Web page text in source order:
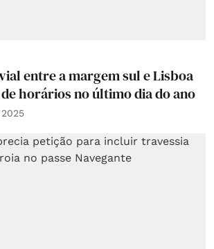
entre a margem sul e Lisboa
horários no último dia do ano